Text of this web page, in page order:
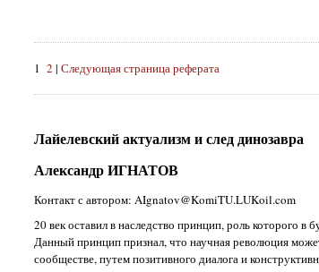
1 2 | Следующая страница реферата
Лайелевский актуализм и след динозавра
Александр ИГНАТОВ
Контакт с автором: AIgnatov@KomiTU.LUKoil.com
20 век оставил в наследство принцип, роль которого
Данный принцип признал, что научная революция
сообществе, путем позитивного диалога и